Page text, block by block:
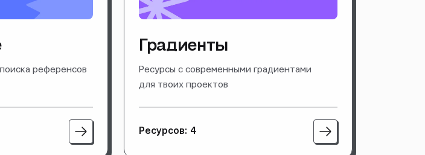
референсов
Градиенты
Ресурсы с современными градиентами
для твоих проектов
Ресурсов: 4